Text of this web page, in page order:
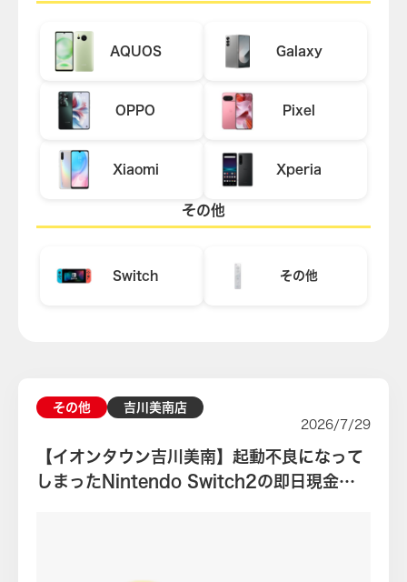
AQUOS Galaxy
OPPO Pixel
Xiaomi Xperia
その他
Switch その他
その他
吉川美南店
2026/7/29
【イオンタウン吉川美南】起動不良になって
しまったNintendo Switch2の即日現金買